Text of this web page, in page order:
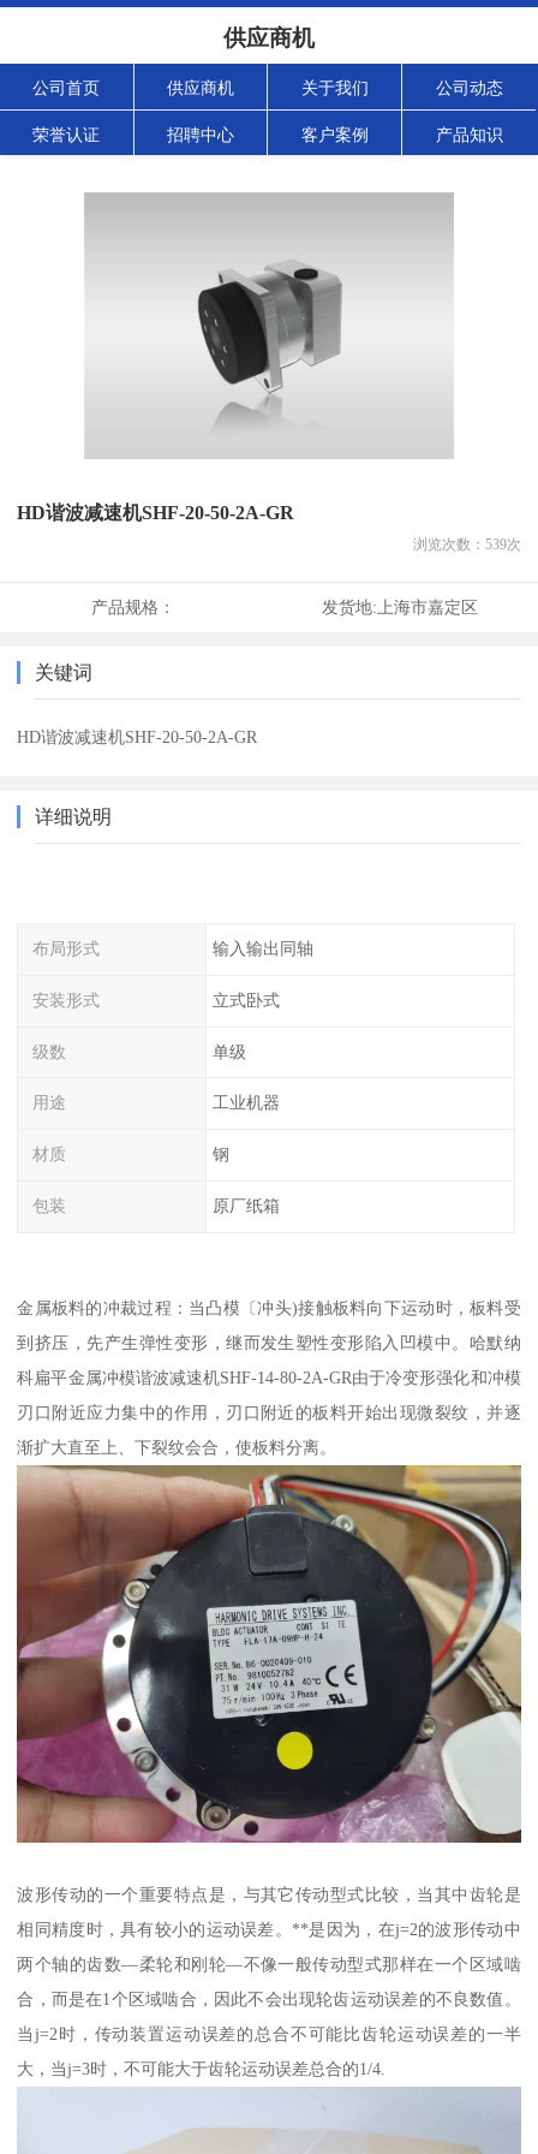
供应商机
公司首页 供应商机 关于我们 公司动态
荣誉认证 招聘中心 客户案例 产品知识
HD谐波减速机SHF-20-50-2A-GR
浏览次数： 539次
产品规格： 发货地: 上海市嘉定区
关键词
HD谐波减速机SHF-20-50-2A-GR
详细说明
布局形式 输入输出同轴
安装形式 立式卧式
级数 单级
用途 工业机器
材质 钢
包装 原厂纸箱
金属板料的冲裁过程：当凸模〔冲头)接触板料向下运动时，板料受
到挤压，先产生弹性变形，继而发生塑性变形陷入凹模中。哈默纳
科扁平金属冲模谐波减速机SHF-14-80-2A-GR由于冷变形强化和冲模
刃口附近应力集中的作用，刃口附近的板料开始出现微裂纹，并逐
渐扩大直至上、下裂纹会合，使板料分离。
波形传动的一个重要特点是，与其它传动型式比较，当其中齿轮是
相同精度时，具有较小的运动误差。**是因为，在j=2的波形传动中
两个轴的齿数—柔轮和刚轮—不像一般传动型式那样在一个区域啮
合，而是在1个区域啮合，因此不会出现轮齿运动误差的不良数值。
当j=2时，传动装置运动误差的总合不可能比齿轮运动误差的一半
大，当j=3时，不可能大于齿轮运动误差总合的1/4.